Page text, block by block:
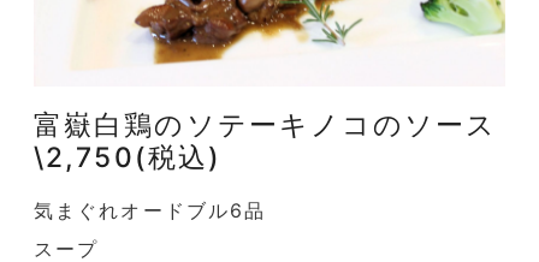
富嶽白鶏のソテーキノコのソース
\2,750(税込)
気まぐれオードブル6品
スープ